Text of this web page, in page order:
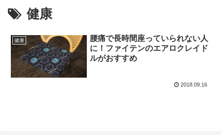
健康
健康
腰痛で長時間座っていられない人
に！ファイテンのエアロクレイド
ルがおすすめ
2018.09.16